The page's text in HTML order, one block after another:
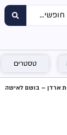
טסטרים